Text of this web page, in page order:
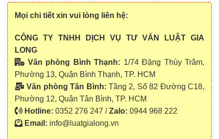
Mọi chi tiết xin vui lòng liên hệ:
CÔNG TY TNHH DỊCH VỤ TƯ VẤN LUẬT GIA
LONG
Văn phòng Bình Thạnh: 1/74 Đặng Thùy Trâm,
Phường 13, Quận Bình Thạnh, TP. HCM
Văn phòng Tân Bình: Tầng 2, Số 82 Đường C18,
Phường 12, Quận Tân Bình, TP. HCM
Hotline: 0352 276 247 /Zalo: 0944 968 222
Email: info@luatgialong.vn